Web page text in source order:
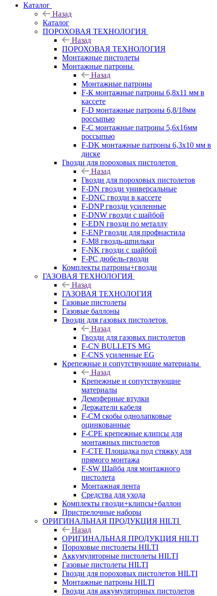
Каталог
Назад
Каталог
ПОРОХОВАЯ ТЕХНОЛОГИЯ
Назад
ПОРОХОВАЯ ТЕХНОЛОГИЯ
Монтажные пистолеты
Монтажные патроны
Назад
Монтажные патроны
F-К монтажные патроны 6,8х11 мм в
кассете
F-D монтажные патроны 6,8/18мм
россыпью
F-C монтажные патроны 5,6х16мм
россыпью
F-DK монтажные патроны 6,3х10 мм в
диске
Гвозди для пороховых пистолетов
Назад
Гвозди для пороховых пистолетов
F-DN гвозди универсальные
F-DNC гвозди в кассете
F-DNP гвозди усиленные
F-DNW гвозди с шайбой
F-EDN гвозди по металлу
F-ENP гвозди для профнастила
F-M8 гвоздь-шпильки
F-NK гвозди с шайбой
F-PC дюбель-гвозди
Комплекты патроны+гвозди
ГАЗОВАЯ ТЕХНОЛОГИЯ
Назад
ГАЗОВАЯ ТЕХНОЛОГИЯ
Газовые пистолеты
Газовые баллоны
Гвозди для газовых пистолетов
Назад
Гвозди для газовых пистолетов
F-CN BULLETS MG
F-CNS усиленные EG
Крепежные и сопутствующие материалы
Назад
Крепежные и сопутствующие
материалы
Демпферные втулки
Держатели кабеля
F-CM скобы однолапковые
оцинкованные
F-CPE крепежные клипсы для
монтажных пистолетов
F-CTE Площадка под стяжку для
прямого монтажа
F-SW Шайба для монтажного
пистолета
Монтажная лента
Средства для ухода
Комплекты гвозди+клипсы+баллон
Пристрелочные наборы
ОРИГИНАЛЬНАЯ ПРОДУКЦИЯ HILTI
Назад
ОРИГИНАЛЬНАЯ ПРОДУКЦИЯ HILTI
Пороховые пистолеты HILTI
Аккумуляторные пистолеты HILTI
Газовые пистолеты HILTI
Гвозди для пороховых пистолетов HILTI
Монтажные патроны HILTI
Гвозди для аккумуляторных пистолетов